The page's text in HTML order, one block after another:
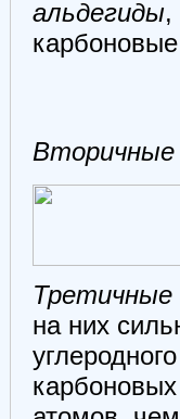
альдегиды,
Третичные
на них